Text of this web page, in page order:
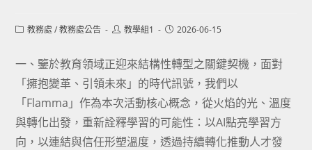
Post教務處 / 教務處公告
Post教學組1
Post2026-06-15
一、鑒於教育領域正迎來結構性轉型之關鍵契機，面對
「擁抱變革、引領未來」的時代訊號，我們以
「Flamma」作為本次活動核心概念，從火焰的光、溫度
與轉化出發，重新詮釋學習的可能性：以AI點亮學習方
向，以連結與信任形塑溫度，透過持續轉化推動人才發